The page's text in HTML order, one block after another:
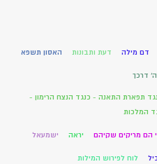
דם מילה דעת ותבונות האסון תשפא
ה' דרכך
תפארת התאנה - כנגד הנצח הרימון -
המלכות
הם מריקים שקיהם יראה ישמעאל
לוח לפירוש המילות